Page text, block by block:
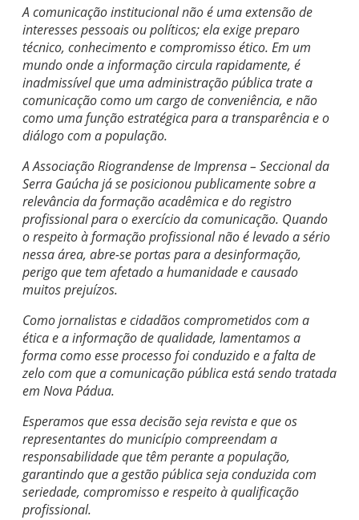
A comunicação institucional não é uma extensão de
interesses pessoais ou políticos; ela exige preparo
técnico, conhecimento e compromisso ético. Em um
mundo onde a informação circula rapidamente, é
inadmissível que uma administração pública trate a
comunicação como um cargo de conveniência, e não
como uma função estratégica para a transparência e o
diálogo com a população.
A Associação Riograndense de Imprensa – Seccional da
Serra Gaúcha já se posicionou publicamente sobre a
relevância da formação acadêmica e do registro
profissional para o exercício da comunicação. Quando
o respeito à formação profissional não é levado a sério
nessa área, abre-se portas para a desinformação,
perigo que tem afetado a humanidade e causado
muitos prejuízos.
Como jornalistas e cidadãos comprometidos com a
ética e a informação de qualidade, lamentamos a
forma como esse processo foi conduzido e a falta de
zelo com que a comunicação pública está sendo tratada
em Nova Pádua.
Esperamos que essa decisão seja revista e que os
representantes do município compreendam a
responsabilidade que têm perante a população,
garantindo que a gestão pública seja conduzida com
seriedade, compromisso e respeito à qualificação
profissional.